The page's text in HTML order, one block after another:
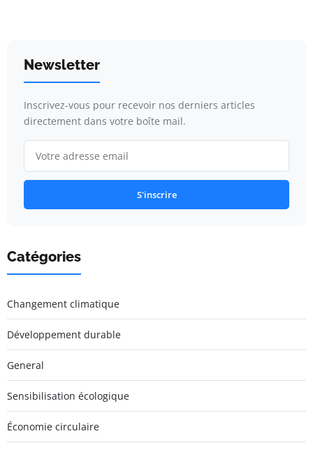
Newsletter
Inscrivez-vous pour recevoir nos derniers articles
directement dans votre boîte mail.
S'inscrire
Catégories
Changement climatique
Développement durable
General
Sensibilisation écologique
Économie circulaire